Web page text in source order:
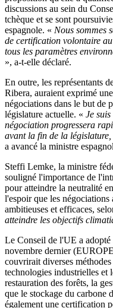
discussions au sein du
tchèque et se sont
espagnole. « Nous sommes
de certification volontaire
tous les paramètres
», a-t-elle déclaré.
En outre, les représentants
Ribera, auraient exprimé
négociations dans le but de
législature actuelle. « Je
négociation progressera
avant la fin de la
a avancé la ministre
Steffi Lemke, la ministre
souligné l'importance de
pour atteindre la neutralité
l'espoir que les négociations
ambitieuses et efficaces,
atteindre les objectifs
Le Conseil de l'UE a
novembre dernier (EUROPE
couvrirait diverses
technologies industrielles et
restauration des forêts, la
que le stockage du carbone
également une certification